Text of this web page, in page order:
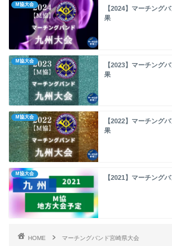
M協大会
【2024】マーチング
果
M協大会
【2023】マーチング
果
M協大会
【2022】マーチング
果
M協大会
【2021】マーチング
HOME マーチングバンド宮崎県大会